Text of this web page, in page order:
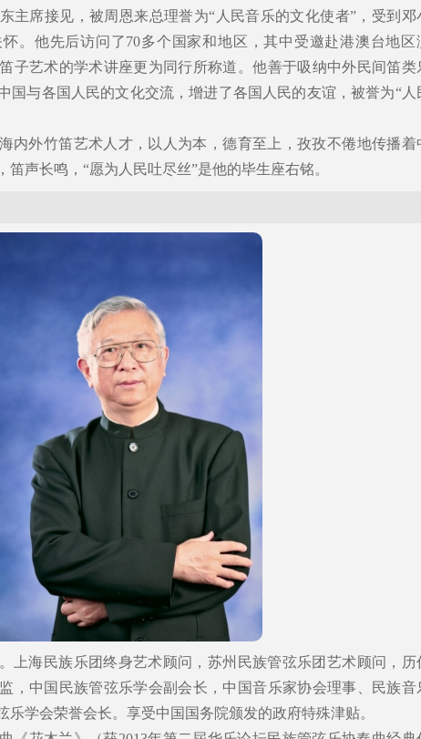
主席接见，被周恩来总理誉为“人民音乐的文化使者”，受到邓
。他先后访问了70多个国家和地区，其中受邀赴港澳台地区
子艺术的学术讲座更为同行所称道。他善于吸纳中外民间笛类
国与各国人民的文化交流，增进了各国人民的友谊，被誉为“人
内外竹笛艺术人才，以人为本，德育至上，孜孜不倦地传播着
笛声长鸣，“愿为人民吐尽丝”是他的毕生座右铭。
上海民族乐团终身艺术顾问，苏州民族管弦乐团艺术顾问，历
，中国民族管弦乐学会副会长，中国音乐家协会理事、民族音
乐学会荣誉会长。享受中国国务院颁发的政府特殊津贴。